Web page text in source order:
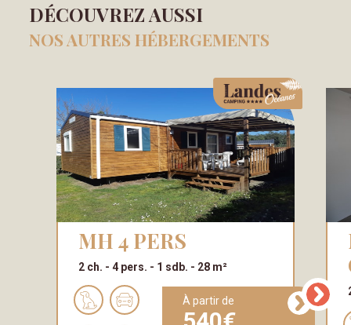
DÉCOUVREZ AUSSI
NOS AUTRES HÉBERGEMENTS
MH 4 PERS
2 ch. 4 pers. 1 sdb. 28 m²
à partir de